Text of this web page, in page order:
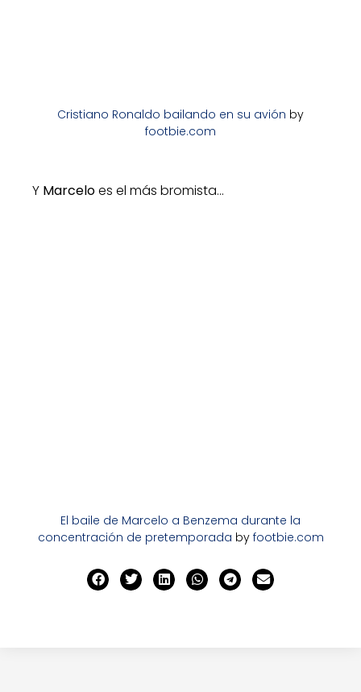
Cristiano Ronaldo bailando en su avión by
footbie.com
Y Marceloes el más bromista…
El baile de Marcelo a Benzema durante la
concentración de pretemporada by footbie.com